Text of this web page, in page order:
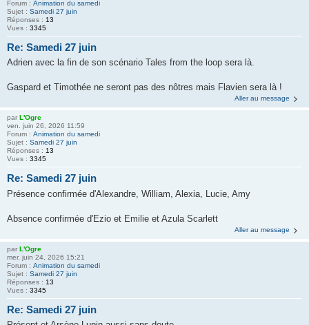
Forum : Animation du samedi
Sujet : Samedi 27 juin
Réponses : 13
Vues : 3345
Re: Samedi 27 juin
Adrien avec la fin de son scénario Tales from the loop sera là.
Gaspard et Timothée ne seront pas des nôtres mais Flavien sera là !
Aller au message
par L'Ogre
ven. juin 26, 2026 11:59
Forum : Animation du samedi
Sujet : Samedi 27 juin
Réponses : 13
Vues : 3345
Re: Samedi 27 juin
Présence confirmée d'Alexandre, William, Alexia, Lucie, Amy
Absence confirmée d'Ezio et Emilie et Azula Scarlett
Aller au message
par L'Ogre
mer. juin 24, 2026 15:21
Forum : Animation du samedi
Sujet : Samedi 27 juin
Réponses : 13
Vues : 3345
Re: Samedi 27 juin